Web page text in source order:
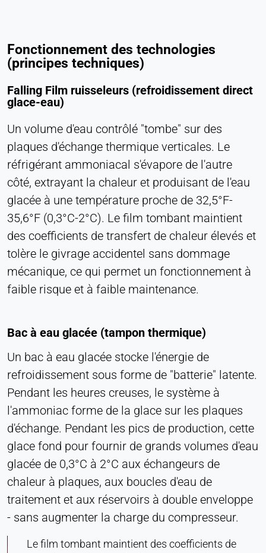
Fonctionnement des technologies
(principes techniques)
Falling Film ruisseleurs (refroidissement direct
glace-eau)
Un volume d'eau contrôlé "tombe" sur des
plaques d'échange thermique verticales. Le
réfrigérant ammoniacal s'évapore de l'autre
côté, extrayant la chaleur et produisant de l'eau
glacée à une température proche de 32,5°F-
35,6°F (0,3°C-2°C). Le film tombant maintient
des coefficients de transfert de chaleur élevés et
tolère le givrage accidentel sans dommage
mécanique, ce qui permet un fonctionnement à
faible risque et à faible maintenance.
Bac à eau glacée (tampon thermique)
Un bac à eau glacée stocke l'énergie de
refroidissement sous forme de "batterie" latente.
Pendant les heures creuses, le système à
l'ammoniac forme de la glace sur les plaques
d'échange. Pendant les pics de production, cette
glace fond pour fournir de grands volumes d'eau
glacée de 0,3°C à 2°C aux échangeurs de
chaleur à plaques, aux boucles d'eau de
traitement et aux réservoirs à double enveloppe
- sans augmenter la charge du compresseur.
Le film tombant maintient des coefficients de